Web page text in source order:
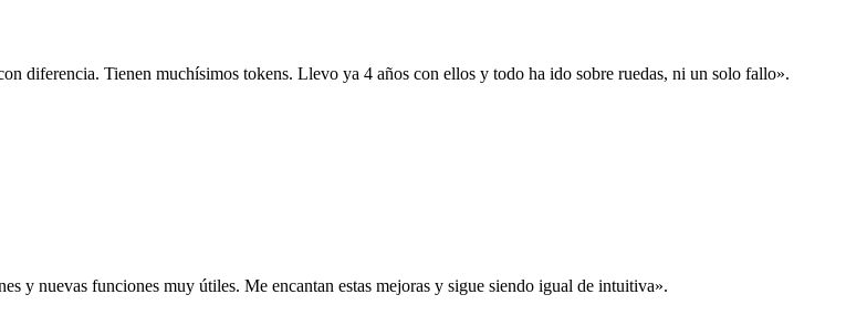
diferencia. Tienen muchísimos tokens. Llevo ya 4 años con ellos y todo ha ido sobre ruedas, ni un solo fallo».
y nuevas funciones muy útiles. Me encantan estas mejoras y sigue siendo igual de intuitiva».